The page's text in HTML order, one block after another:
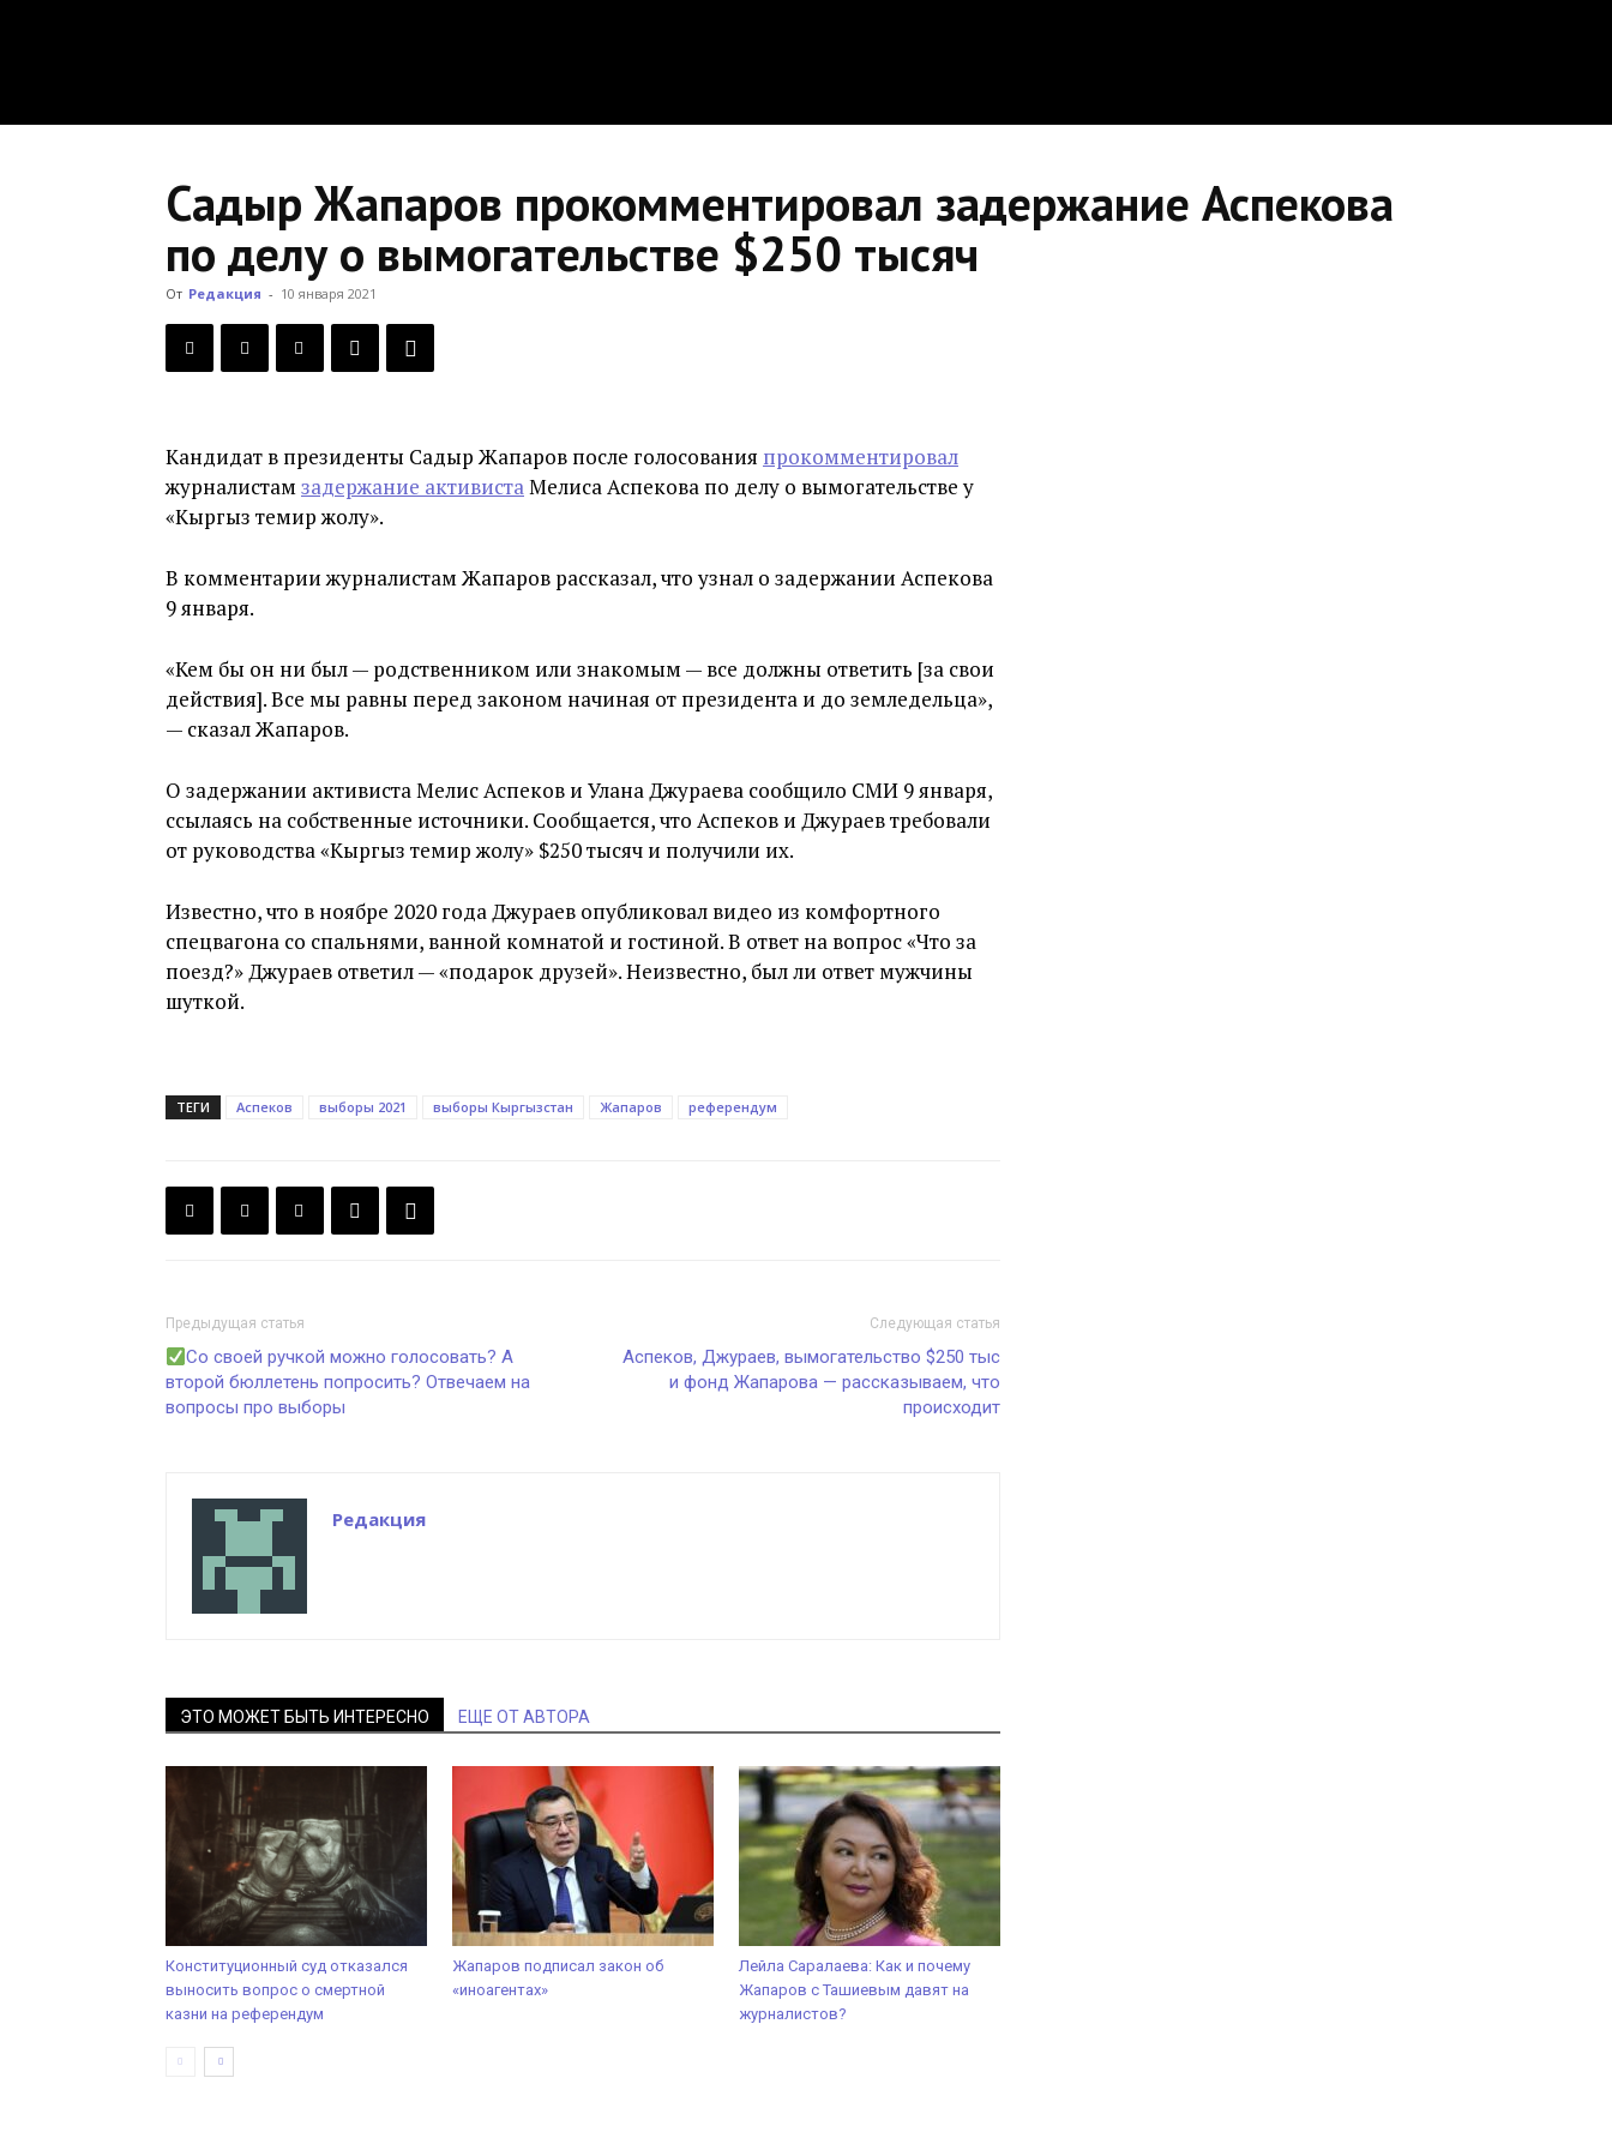
Садыр Жапаров прокомментировал задержание Аспекова
по делу о вымогательстве $250 тысяч
От Редакция - 10 января 2021
Кандидат в президенты Садыр Жапаров после голосования прокомментировал
журналистамзадержание активистаМелиса Аспекова по делу о вымогательстве у
«Кыргыз темир жолу».
В комментарии журналистам Жапаров рассказал, что узнал о задержании Аспекова
9 января.
«Кем бы он ни был — родственником или знакомым — все должны ответить [за свои
действия]. Все мы равны перед законом начиная от президента и до земледельца»,
— сказал Жапаров.
О задержании активиста Мелис Аспеков и Улана Джураева сообщило СМИ 9 января,
ссылаясь на собственные источники. Сообщается, что Аспеков и Джураев требовали
от руководства «Кыргыз темир жолу» $250 тысяч и получили их.
Известно, что в ноябре 2020 года Джураев опубликовал видео из комфортного
спецвагона со спальнями, ванной комнатой и гостиной. В ответ на вопрос «Что за
поезд?» Джураев ответил — «подарок друзей». Неизвестно, был ли ответ мужчины
шуткой.
ТЕГИ Аспеков выборы 2021 выборы Кыргызстан Жапаров референдум
Предыдущая статья
Со своей ручкой можно голосовать? А
второй бюллетень попросить? Отвечаем на
вопросы про выборы
Следующая статья
Аспеков, Джураев, вымогательство $250 тыс
и фонд Жапарова — рассказываем, что
происходит
Редакция
ЭТО МОЖЕТ БЫТЬ ИНТЕРЕСНО ЕЩЕ ОТ АВТОРА
Конституционный суд отказался
выносить вопрос о смертной
казни на референдум
Жапаров подписал закон об
«иноагентах»
Лейла Саралаева: Как и почему
Жапаров с Ташиевым давят на
журналистов?